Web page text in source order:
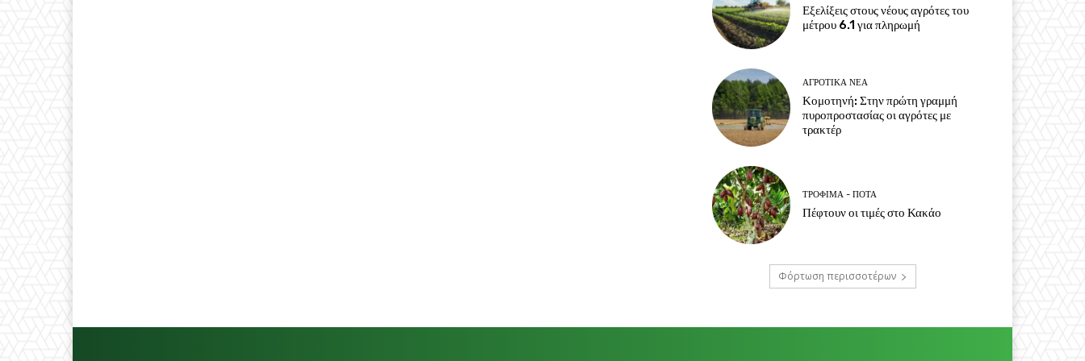
Εξελίξεις στους νέους αγρότες του
μέτρου 6.1 για πληρωμή
ΑΓΡΟΤΙΚΆ ΝΈΑ
Κομοτηνή: Στην πρώτη γραμμή
πυροπροστασίας οι αγρότες με
τρακτέρ
ΤΡΌΦΙΜΑ - ΠΟΤΆ
Πέφτουν οι τιμές στο Κακάο
Φόρτωση περισσοτέρων